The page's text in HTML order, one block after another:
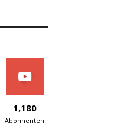
1,180
Abonnenten